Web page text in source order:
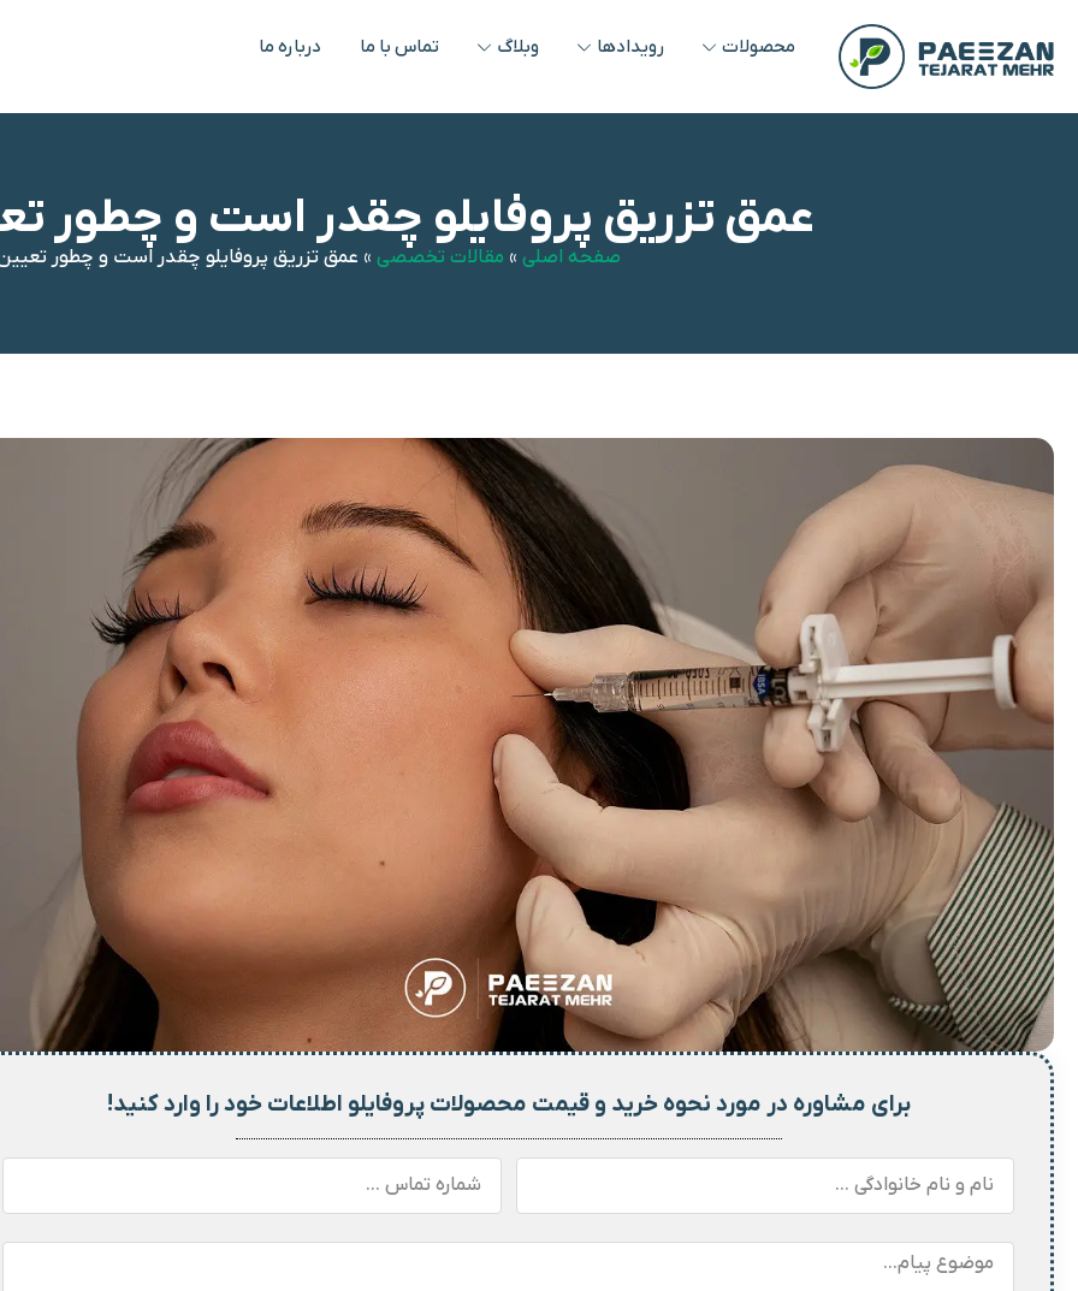
محصولات رویدادها وبلاگ تماس با ما درباره ما
عمق تزریق پروفایلو چقدر است و چطور
صفحه اصلی » مقالات تخصصی » عمق تزریق پروفایلو چقدر است و چطور
برای مشاوره در مورد نحوه خرید وقیمت محصولات پروفایلو اطلاعات خود را وارد کنید!